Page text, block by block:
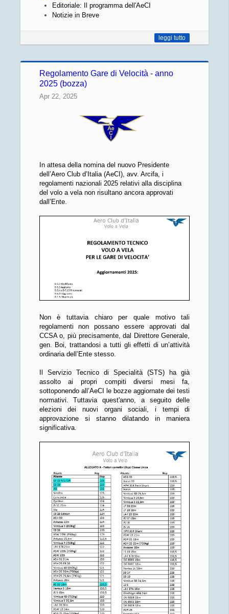
Editoriale: Il programma dell'AeCI
Notizie in Breve
leggi tutto
Regolamento Gare di Velocità - anno
2025 (bozza)
Apr 22, 2025
In attesa della nomina del nuovo Presidente
dell’Aero Club d’Italia (AeCI), avv. Arcifa, i
regolamenti nazionali 2025 relativi alla disciplina
del volo a vela non risultano ancora approvati
dall’Ente.
Non è tuttavia chiaro per quale motivo tali
regolamenti non possano essere approvati dal
CCSA o, più precisamente, dal Direttore Generale,
gen. Boi, trattandosi a tutti gli effetti di un’attività
ordinaria dell’Ente stesso.
Il Servizio Tecnico di Specialità (STS) ha già
assolto ai propri compiti diversi mesi fa,
sottoponendo all’AeCI le bozze aggiornate dei testi
normativi. Tuttavia quest'anno, a seguito delle
elezioni dei nuovi organi sociali, i tempi di
approvazione si stanno dilatando in maniera
significativa.